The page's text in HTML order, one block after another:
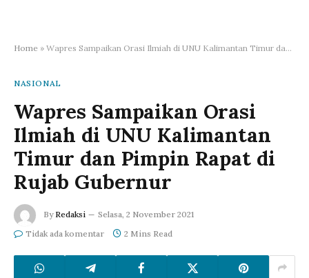
Home » Wapres Sampaikan Orasi Ilmiah di UNU Kalimantan Timur dan Pimpin Rapat di Rujab Gubernur
NASIONAL
Wapres Sampaikan Orasi
Ilmiah di UNU Kalimantan
Timur dan Pimpin Rapat di
Rujab Gubernur
By Redaksi
Selasa, 2 November 2021
Tidak ada komentar
2 Mins Read